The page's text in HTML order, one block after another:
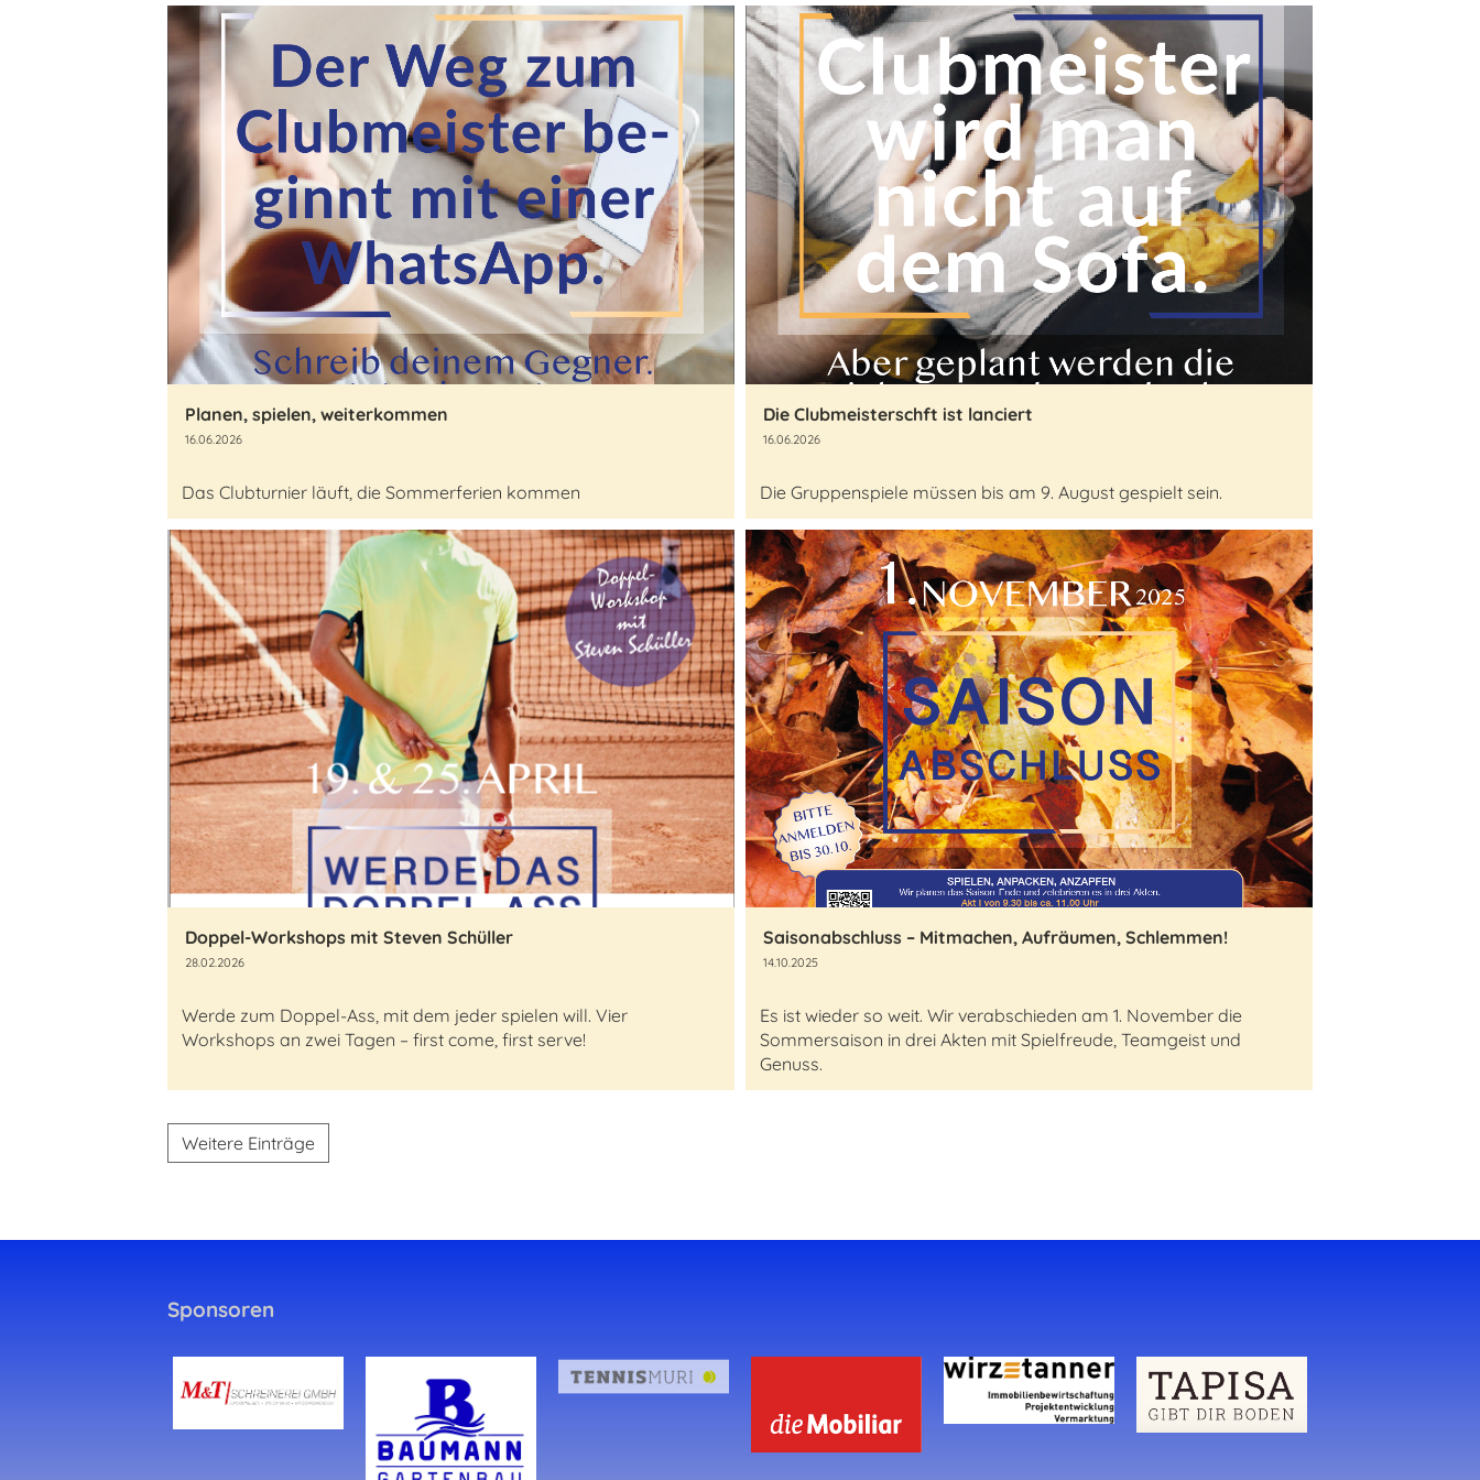
Planen, spielen, weiterkommen
16.06.2026
Das Clubturnier läuft, die Sommerferien kommen
Die Clubmeisterschft ist lanciert
16.06.2026
Die Gruppenspiele müssen bis am 9. August gespielt sein.
Doppel-Workshops mit Steven Schüller
28.02.2026
Werde zum Doppel-Ass, mit dem jeder spielen will. Vier
Workshops an zwei Tagen – first come, first serve!
Saisonabschluss – Mitmachen, Aufräumen, Schlemmen!
14.10.2025
Es ist wieder so weit. Wir verabschieden am 1. November die
Sommersaison in drei Akten mit Spielfreude, Teamgeist und
Genuss.
Weitere Einträge
Sponsoren